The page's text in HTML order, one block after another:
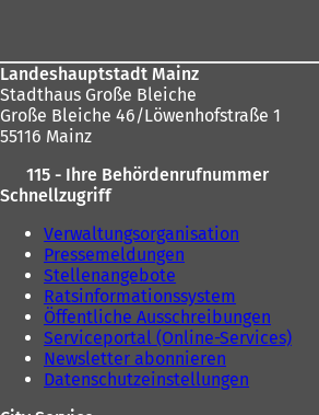
Landeshauptstadt Mainz
Stadthaus Große Bleiche
Große Bleiche 46/Löwenhofstraße 1
55116 Mainz
115 - Ihre Behördenrufnummer
Schnellzugriff
Verwaltungsorganisation
Pressemeldungen
Stellenangebote
Ratsinformationssystem
Öffentliche Ausschreibungen
Serviceportal (Online-Services)
Newsletter abonnieren
Datenschutzeinstellungen